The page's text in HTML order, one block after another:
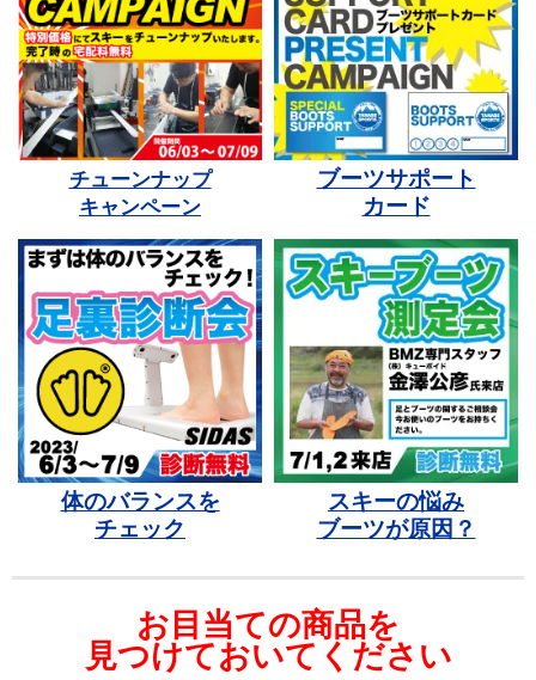
チューンナップ
キャンペーン
ブーツサポート
カード
体のバランスを
チェック
スキーの悩み
ブーツが原因？
お目当ての商品を
見つけておいてください